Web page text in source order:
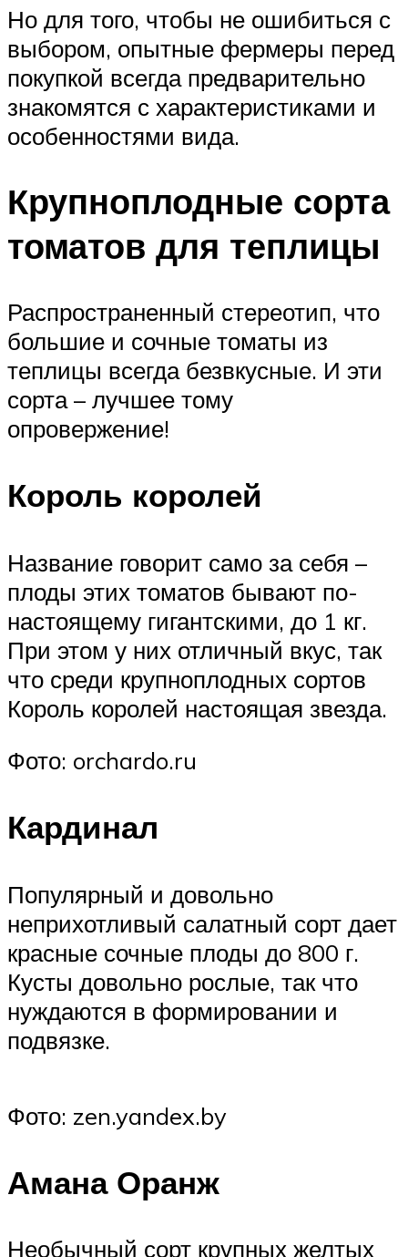
Но для того, чтобы не ошибиться с
выбором, опытные фермеры перед
покупкой всегда предварительно
знакомятся с характеристиками и
особенностями вида.
Крупноплодные сорта
томатов для теплицы
Распространенный стереотип, что
большие и сочные томаты из
теплицы всегда безвкусные. И эти
сорта – лучшее тому
опровержение!
Король королей
Название говорит само за себя –
плоды этих томатов бывают по-
настоящему гигантскими, до 1 кг.
При этом у них отличный вкус, так
что среди крупноплодных сортов
Король королей настоящая звезда.
Фото: orchardo.ru
Кардинал
Популярный и довольно
неприхотливый салатный сорт дает
красные сочные плоды до 800 г.
Кусты довольно рослые, так что
нуждаются в формировании и
подвязке.
Фото: zen.yandex.by
Амана Оранж
Необычный сорт крупных желтых